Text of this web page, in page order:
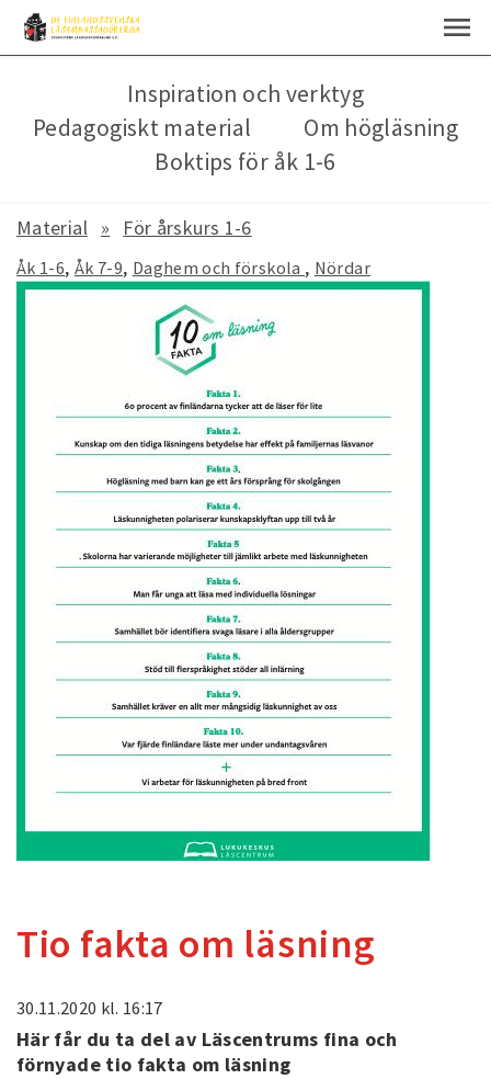
Material För årskurs 1-6
Inspiration och verktyg
Pedagogiskt material
Om högläsning
Boktips för åk 1-6
Åk 1-6 Åk 7-9 Daghem och förskola Nördar
Tio fakta om läsning
30.11.2020 kl. 16:17
Här får du ta del av Läscentrums fina och
förnyade tio fakta om läsning